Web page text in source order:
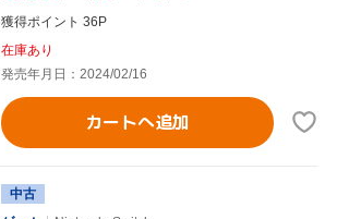
獲得ポイント 36P
在庫あり
発売年月日：2024/02/16
カートへ追加
中古